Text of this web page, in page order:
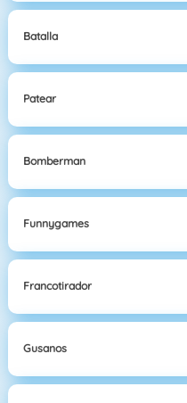
Batalla
Patear
Bomberman
Funnygames
Francotirador
Gusanos